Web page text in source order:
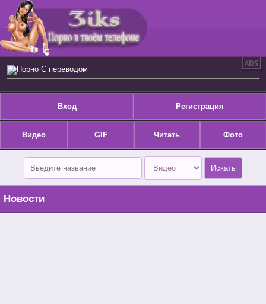
Порно С переводом
Вход Регистрация
Видео GIF Читать Фото
Новости